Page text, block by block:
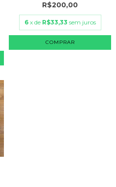
R$200,00
6 x de R$33,33 sem juros
COMPRAR